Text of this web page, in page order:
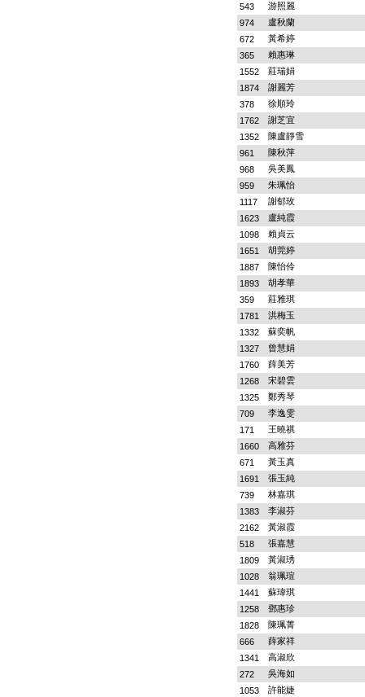
543
游照麗
974
盧秋蘭
672
黃希婷
365
賴惠琳
1552
莊瑞娟
1874
謝麗芳
378
徐順玲
1762
謝芝宜
1352
陳盧靜雪
961
陳秋萍
968
吳美鳳
959
朱珮怡
1117
謝郁玫
1623
盧純霞
1098
賴貞云
1651
胡莞婷
1887
陳怡伶
1893
胡孝華
359
莊雅琪
1781
洪梅玉
1332
蘇奕帆
1327
曾慧娟
1760
薛美芳
1268
宋碧雲
1325
鄭秀琴
709
李逸雯
171
王曉祺
1660
高雅芬
671
黃玉真
1691
張玉純
739
林嘉琪
1383
李淑芬
2162
黃淑霞
518
張嘉慧
1809
黃淑琇
1028
翁珮瑄
1441
蘇瑋琪
1258
鄧惠珍
1828
陳珮菁
666
薛家祥
1341
高淑欣
272
吳海如
1053
許能婕